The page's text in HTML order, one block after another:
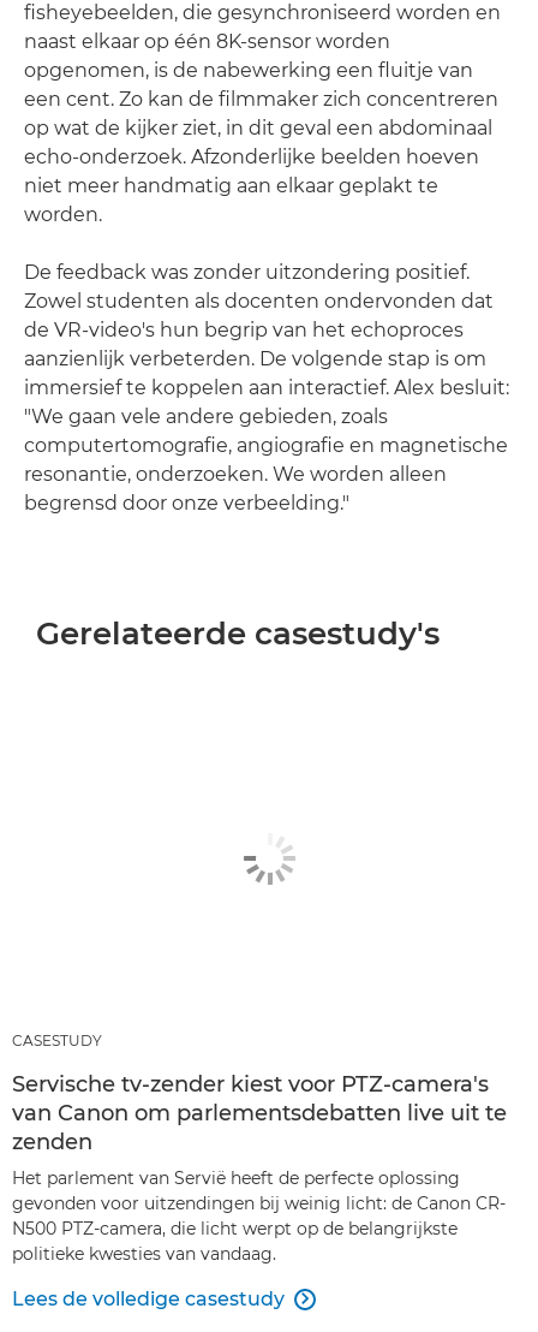
fisheyebeelden, die gesynchroniseerd worden en
naast elkaar op één 8K-sensor worden
opgenomen, is de nabewerking een fluitje van
een cent. Zo kan de filmmaker zich concentreren
op wat de kijker ziet, in dit geval een abdominaal
echo-onderzoek. Afzonderlijke beelden hoeven
niet meer handmatig aan elkaar geplakt te
worden.
De feedback was zonder uitzondering positief.
Zowel studenten als docenten ondervonden dat
de VR-video's hun begrip van het echoproces
aanzienlijk verbeterden. De volgende stap is om
immersief te koppelen aan interactief. Alex besluit:
"We gaan vele andere gebieden, zoals
computertomografie, angiografie en magnetische
resonantie, onderzoeken. We worden alleen
begrensd door onze verbeelding."
Gerelateerde casestudy's
CASESTUDY
Servische tv-zender kiest voor PTZ-camera's
van Canon om parlementsdebatten live uit te
zenden
Het parlement van Servië heeft de perfecte oplossing
gevonden voor uitzendingen bij weinig licht: de Canon CR-
N500 PTZ-camera, die licht werpt op de belangrijkste
politieke kwesties van vandaag.
Lees de volledige casestudy 